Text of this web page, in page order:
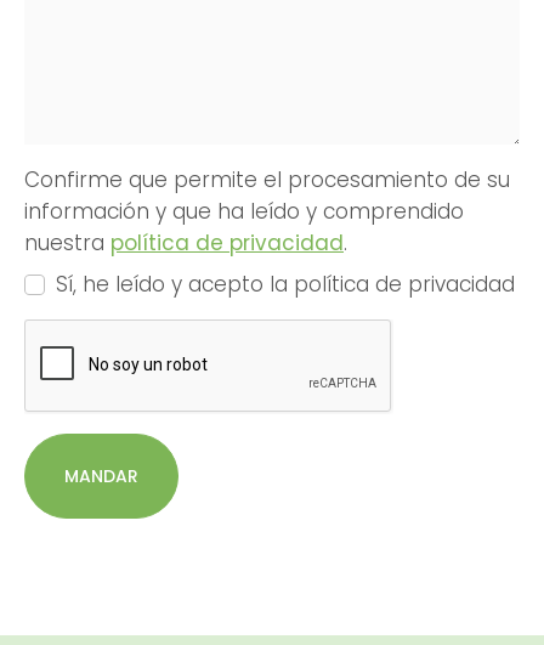
Confirme que permite el procesamiento de su
información y que ha leído y comprendido
nuestra política de privacidad.
Sí, he leído y acepto la política de privacidad
MANDAR